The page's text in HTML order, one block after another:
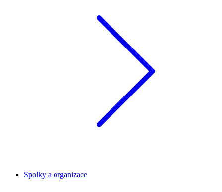
Spolky a organizace